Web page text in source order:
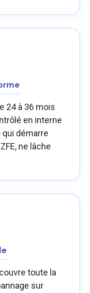
24 à 36 mois
en interne
qui démarre
ne lâche
toute la
sur